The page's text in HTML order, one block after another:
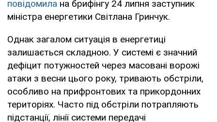
повідомила на брифінгу 24 липня заступник
міністра енергетики Світлана Гринчук.
Однак загалом ситуація в енергетиці
залишається складною. У системі є значний
дефіцит потужностей через масовані ворожі
атаки з весни цього року, тривають обстріли,
особливо на прифронтових та прикордонних
територіях. Часто під обстріли потрапляють
підстанції, лінії системи передачі